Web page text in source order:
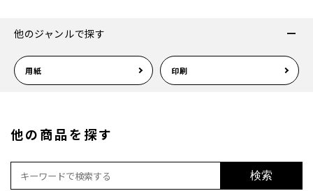
他のジャンルで探す
用紙 印刷
他の商品を探す
検索